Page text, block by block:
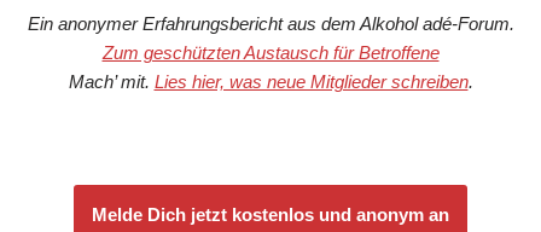
Ein anonymer Erfahrungsbericht aus dem Alkohol adé-Forum.
Zum geschützten Austausch für Betroffene
Mach’ mit. Lies hier, was neue Mitglieder schreiben.
Melde Dich jetzt kostenlos und anonym an